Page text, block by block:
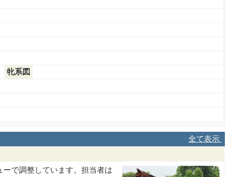
牝系図
全て表示
で調整しています。担当者は